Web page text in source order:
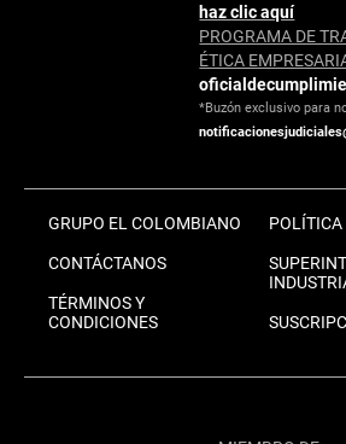
haz clic aquí
PROGRAMA DE
ÉTICA
*Buzón exclusivo para
GRUPO EL COLOMBIANO
CONTÁCTANOS
TÉRMINOS Y
CONDICIONES
POLÍTICA